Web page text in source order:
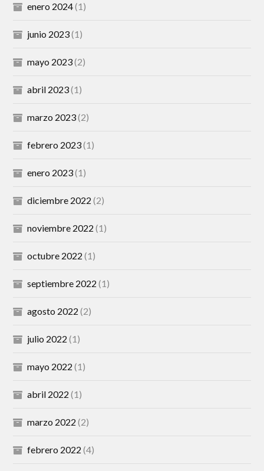
enero 2024(1)
junio 2023(1)
mayo 2023(2)
abril 2023(1)
marzo 2023(2)
febrero 2023(1)
enero 2023(1)
diciembre 2022 (2)
noviembre 2022 (1)
octubre 2022 (1)
septiembre 2022 (1)
agosto 2022 (2)
julio 2022 (1)
mayo 2022 (1)
abril 2022 (1)
marzo 2022 (2)
febrero 2022 (4)